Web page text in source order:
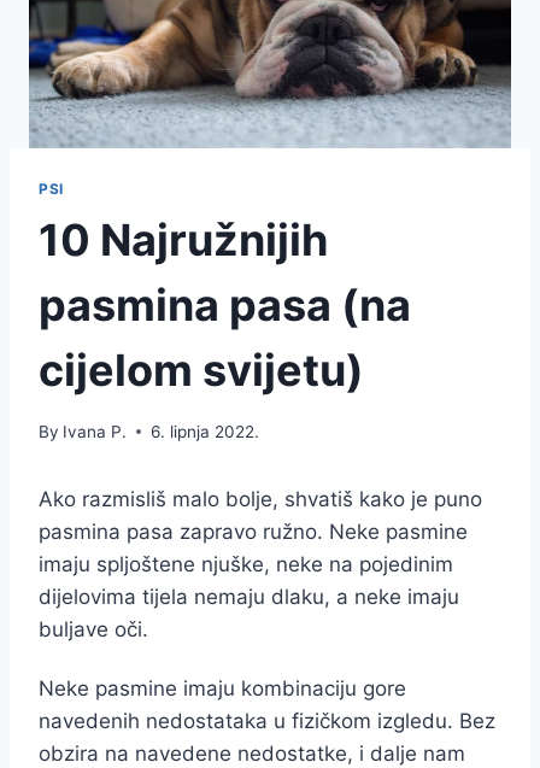
PSI
10 Najružnijih
pasmina pasa (na
cijelom svijetu)
By Ivana P. 6. lipnja 2022.
Ako razmisliš malo bolje, shvatiš kako je puno
pasmina pasa zapravo ružno. Neke pasmine
imaju spljoštene njuške, neke na pojedinim
dijelovima tijela nemaju dlaku, a neke imaju
buljave oči.
Neke pasmine imaju kombinaciju gore
navedenih nedostataka u fizičkom izgledu. Bez
obzira na navedene nedostatke, i dalje nam